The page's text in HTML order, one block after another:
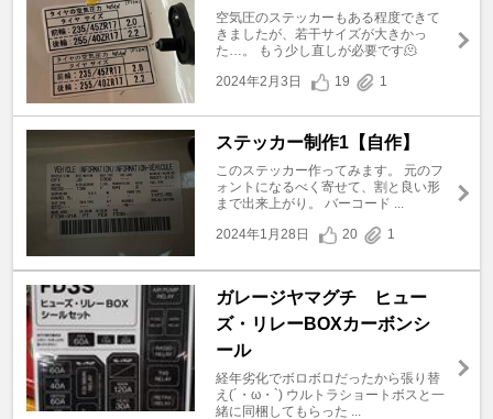
空気圧のステッカーもある程度できて
きましたが、若干サイズが大きかっ
た…。 もう少し直しが必要です🫠
2024年2月3日
19 1
ステッカー制作1【自作】
このステッカー作ってみます。 元のフ
ォントになるべく寄せて、割と良い形
まで出来上がり。 バーコード ...
2024年1月28日
20 1
ガレージヤマグチ ヒュー
ズ・リレーBOXカーボンシ
ール
経年劣化でボロボロだったから張り替
え(´・ω・`) ウルトラショートボスと一
緒に同梱してもらった ...